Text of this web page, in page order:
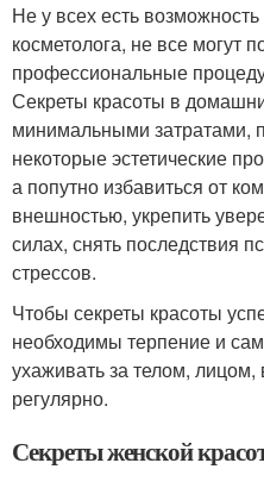
Не у всех есть
косметолога, не все могут
профессиональные
Секреты красоты в
минимальными затратами,
некоторые эстетические
а попутно избавиться от
внешностью, укрепить
силах, снять последствия
стрессов.
Чтобы секреты красоты
необходимы терпение и
ухаживать за телом,
регулярно.
Секреты женской